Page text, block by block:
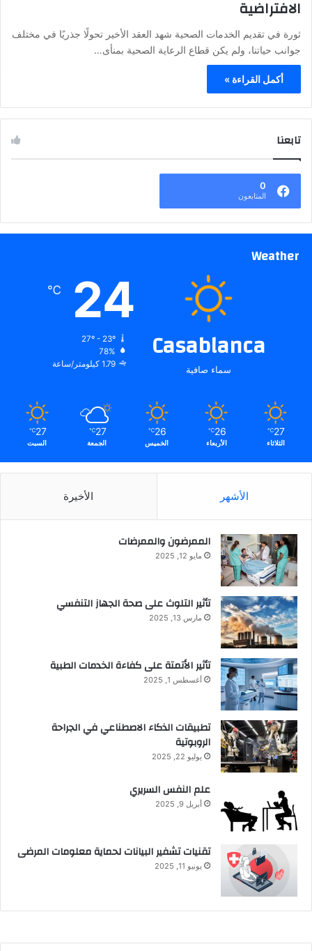
الافتراضية
ثورة في تقديم الخدمات الصحية شهد العقد الأخير تحولًا جذريًا في مختلف
جوانب حياتنا، ولم يكن قطاع الرعاية الصحية بمنأى…
أكمل القراءة »
تابعنا
0
المتابعون
Weather
Casablanca
سماء صافية
24
℃
27º - 23º
78%
1.79 كيلومتر/ساعة
27
℃
الثلاثاء
26
℃
الأربعاء
26
℃
الخميس
27
℃
الجمعة
27
℃
السبت
الأشهر الأخيرة
الممرضون والممرضات
مايو 12, 2025
تأثير التلوث على صحة الجهاز التنفسي
مارس 13, 2025
تأثير الأتمتة على كفاءة الخدمات الطبية
أغسطس 1, 2025
تطبيقات الذكاء الاصطناعي في الجراحة
الروبوتية
يوليو 22, 2025
علم النفس السريري
أبريل 9, 2025
تقنيات تشفير البيانات لحماية معلومات المرضى
يونيو 11, 2025